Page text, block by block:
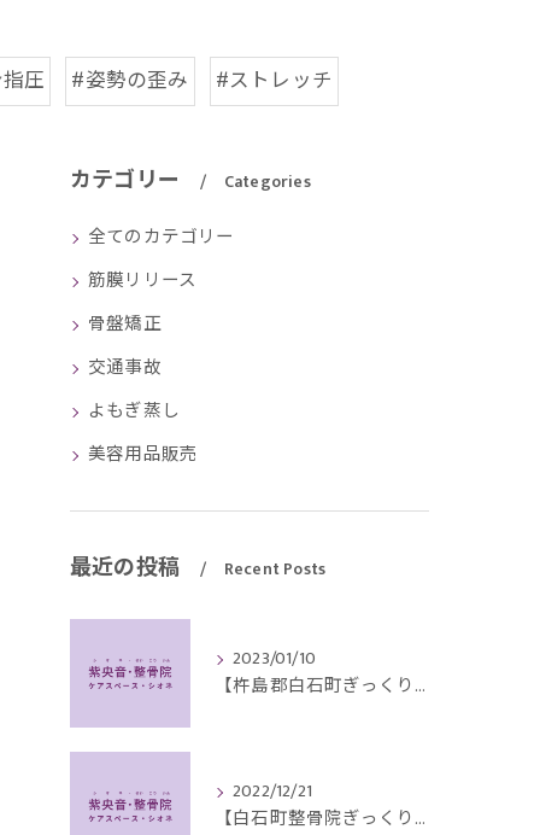
圧 #姿勢の歪み #ストレッチ
カテゴリー Categories
全てのカテゴリー
筋膜リリース
骨盤矯正
交通事故
よもぎ蒸し
美容用品販売
最近の投稿 Recent Posts
2023/01/10
【杵島郡白石町ぎっくり腰】４０代男性で床に落ちたペンを取ろうとして腰を痛め来院されました。
2022/12/21
【白石町整骨院ぎっくり腰】70代男性、朝、肥料袋を抱えた時に痛めて来院されました。